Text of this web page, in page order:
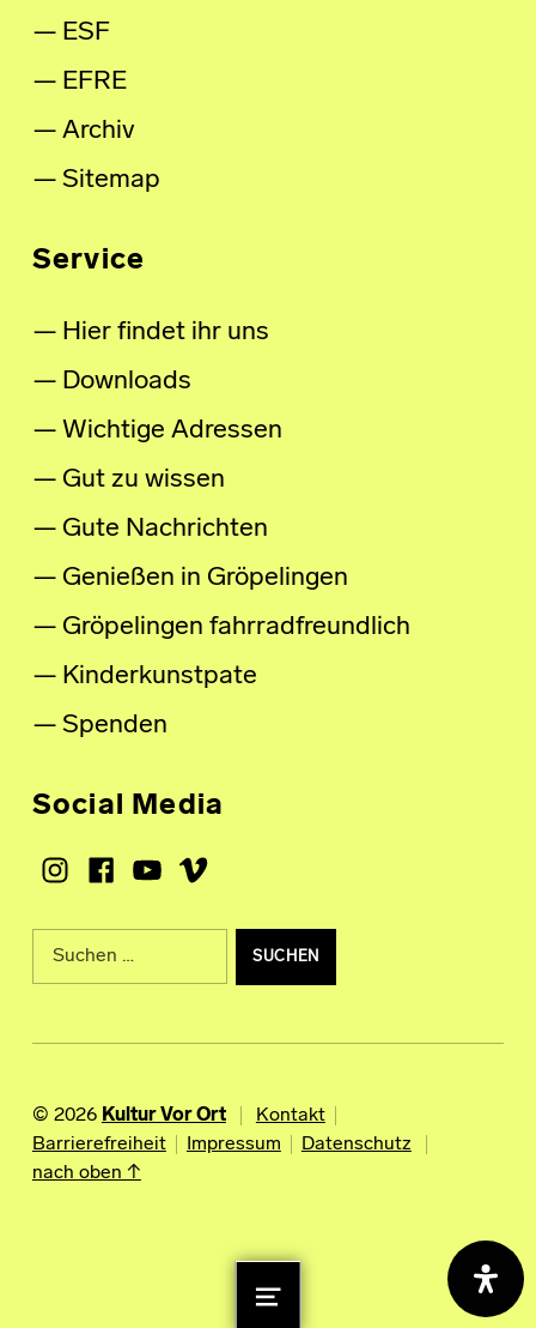
MENU
ESF
EFRE
Archiv
Sitemap
Service
Hier findet ihr uns
Downloads
Wichtige Adressen
Gut zu wissen
Gute Nachrichten
Genießen in Gröpelingen
Gröpelingen fahrradfreundlich
Kinderkunstpate
Spenden
Social Media
Instagram
Facebook
Youtube
Vimeo
Suche nach:
© 2026 Kultur Vor Ort
Kontakt
Barrierefreiheit
Impressum
Datenschutz
nach oben ↑